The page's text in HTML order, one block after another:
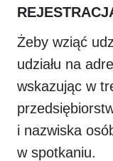
Żeby wziąć
udziału na
wskazując w
i nazwiska
w spotkaniu.